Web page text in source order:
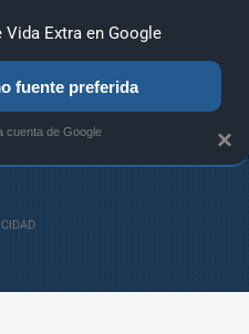
PC SONY NINTENDO
×
Vida Extra en Google
fuente preferida
cuenta de Google